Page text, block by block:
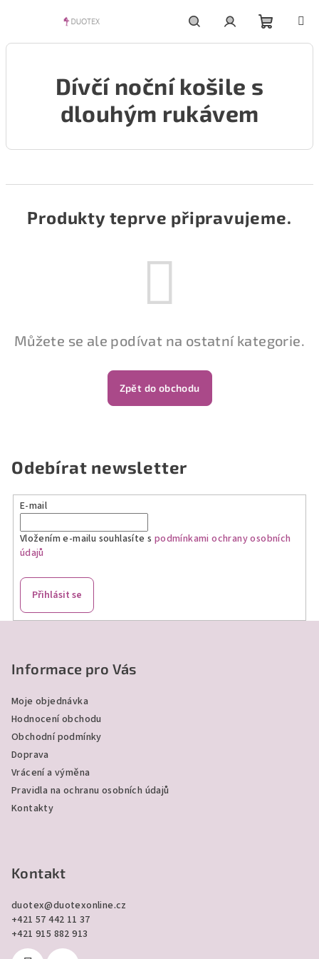
HledatPřihlášeníNákupní
Dívčí noční košile s
dlouhým rukávem
Produkty teprve připravujeme.
Můžete se ale podívat na ostatní kategorie.
Zpět do obchodu
Odebírat newsletter
E-mail
Vložením e-mailu souhlasíte s podmínkami ochrany osobních
údajů
Přihlásit se
Informace pro Vás
Moje objednávka
Hodnocení obchodu
Obchodní podmínky
Doprava
Vrácení a výměna
Pravidla na ochranu osobních údajů
Kontakty
Kontakt
duotex@duotexonline.cz
+421 57 442 11 37
+421 915 882 913